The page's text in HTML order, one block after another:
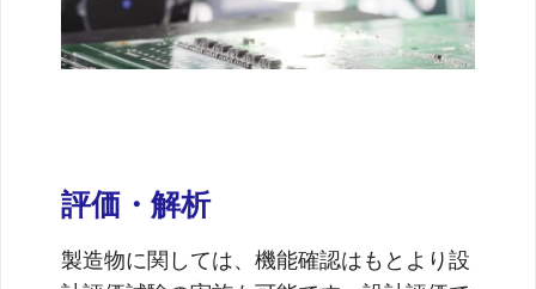
評価・解析
製造物に関しては、機能確認はもとより設